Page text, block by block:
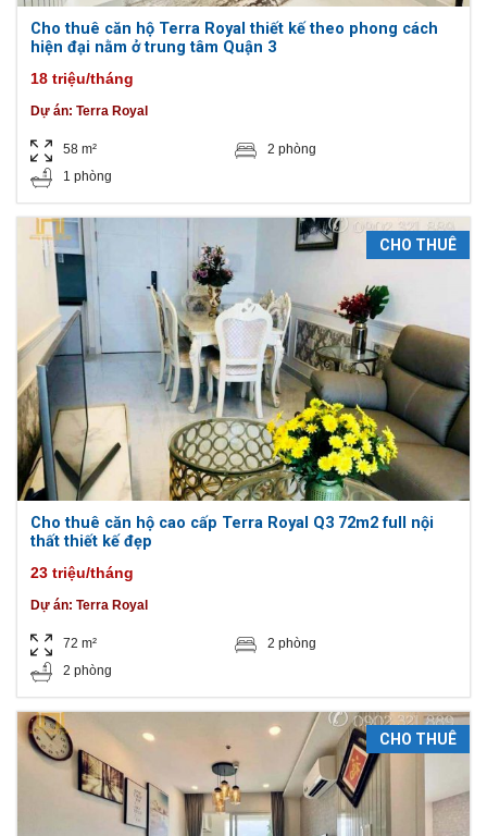
Cho thuê căn hộ Terra Royal thiết kế theo phong cách
hiện đại nằm ở trung tâm Quận 3
18 triệu/tháng
Dự án: Terra Royal
58 m²
2 phòng
1 phòng
CHO THUÊ
Cho thuê căn hộ cao cấp Terra Royal Q3 72m2 full nội
thất thiết kế đẹp
23 triệu/tháng
Dự án: Terra Royal
72 m²
2 phòng
2 phòng
CHO THUÊ